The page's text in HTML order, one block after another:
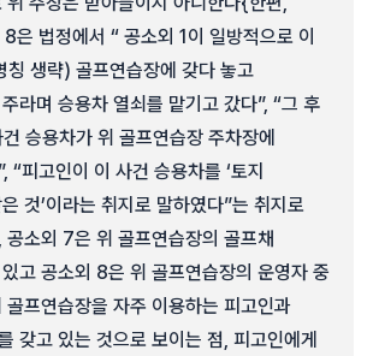
은 법정에서 “ 공소외 1이 일방적으로 이
칭 생략) 골프연습장에 갖다 놓고
라며 승용차 열쇠를 맡기고 갔다”, “그 후
승용차가 위 골프연습장 주차장에
“피고인이 이 사건 승용차를 ‘토지
것’이라는 취지로 말하였다”는 취지로
공소외 7은 위 골프연습장의 골프채
고 공소외 8은 위 골프연습장의 운영자 중
골프연습장을 자주 이용하는 피고인과
갖고 있는 것으로 보이는 점, 피고인에게